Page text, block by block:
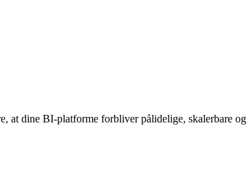
at dine BI-platforme forbliver pålidelige, skalerbare